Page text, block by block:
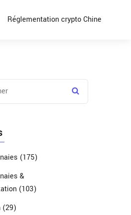
Réglementation crypto Chine
(175)
&
(103)
(29)